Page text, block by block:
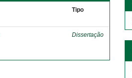
Tipo
Dissertação